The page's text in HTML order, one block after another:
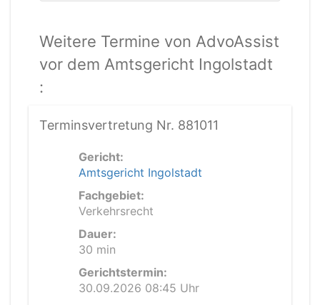
Weitere Termine von AdvoAssist
vor dem Amtsgericht Ingolstadt
:
Terminsvertretung Nr. 881011
Gericht:
Amtsgericht Ingolstadt
Fachgebiet:
Verkehrsrecht
Dauer:
30 min
Gerichtstermin:
30.09.2026 08:45 Uhr